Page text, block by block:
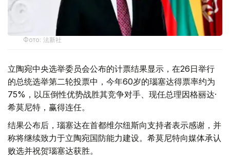
Фото: 法新社
立陶宛中央选举委员会公布的计票结果显示，在26日举行
的总统选举第二轮投票中，今年60岁的瑙塞达得票率约为
75%，以压倒性优势战胜其竞争对手、现任总理因格丽达·
希莫尼特，赢得连任。
结果公布后，瑙塞达在首都维尔纽斯向支持者表示感谢，并
称将继续致力于立陶宛国防能力建设。希莫尼特向媒体承认
败选并祝贺瑙塞达获胜。